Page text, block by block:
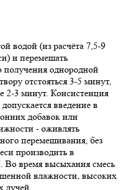
водой (из расчёта 7,5-9
и перемешать
однородной
отстояться 3-5 минут,
2-3 минут. Консистенция
введение в
добавок или
- оживлять
перемешивания, без
производить в
Во время высыхания смесь
влажности, высоких
лучей.